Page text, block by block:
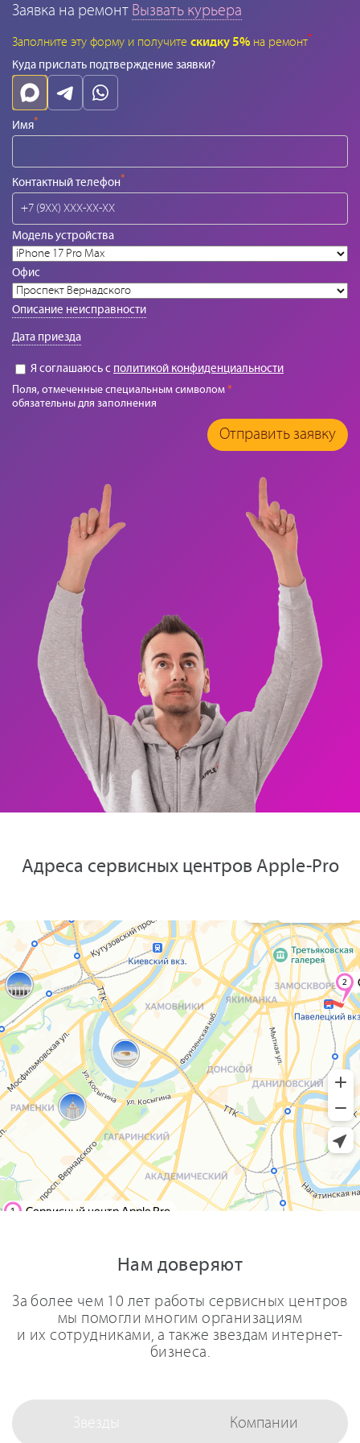
Заявка на ремонт Вызвать курьера
Заполните эту форму и получите скидку 5% на ремонт*
Куда прислать подтверждение заявки?
Имя*
Контактный телефон*
Модель устройства
Офис
Описание неисправности
Дата приезда
Я соглашаюсь с политикой конфиденциальности
Поля, отмеченные специальным символом*
обязательны для заполнения
Отправить заявку
Адреса сервисных центров Apple-Pro
Нам доверяют
За более чем 10 лет работы сервисных центров
мы помогли многим организациям
и их сотрудниками, а также звездам интернет-
бизнеса.
Звезды Компании